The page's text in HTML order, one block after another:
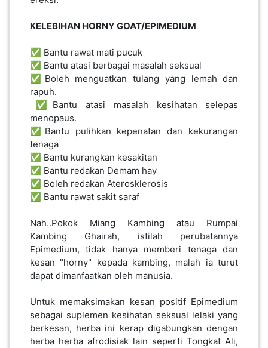
KELEBIHAN HORNY GOAT/EPIMEDIUM
✅ Bantu rawat mati pucuk
✅ Bantu atasi berbagai masalah seksual
✅Boleh menguatkan tulang yang lemah dan
rapuh.
​​​​✅Bantu atasi masalah kesihatan selepas
menopaus.
✅Bantu pulihkan kepenatan dan kekurangan
tenaga
✅ Bantu kurangkan kesakitan
✅ Bantu redakan Demam hay
✅ Boleh redakan Aterosklerosis
✅ Bantu rawat sakit saraf
Nah..Pokok Miang Kambing atau Rumpai
Kambing Ghairah, istilah perubatannya
Epimedium, tidak hanya memberi tenaga dan
kesan "horny" kepada kambing, malah ia turut
dapat dimanfaatkan oleh manusia.
Untuk memaksimakan kesan positif Epimedium
sebagai suplemen kesihatan seksual lelaki yang
berkesan, herba ini kerap digabungkan dengan
herba herba afrodisiak lain seperti Tongkat Ali,
LABUAN(2)
MALAYSIA(82)
INDONESIA(1)
SINGAPORE(0)
BRUNEI(0)